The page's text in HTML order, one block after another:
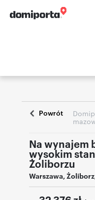
Powrót
Na wynajem
wysokim
Żoliborzu
Warszawa,Żoliborz